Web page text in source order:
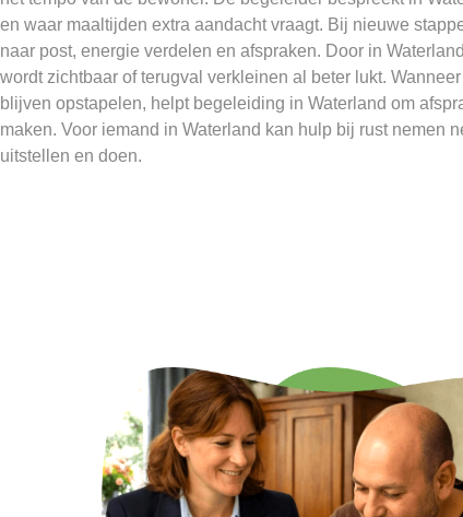
en waar maaltijden extra aandacht vraagt. Bij nieuwe
naar post, energie verdelen en afspraken. Door in
wordt zichtbaar of terugval verkleinen al beter lukt.
blijven opstapelen, helpt begeleiding in Waterland om
maken. Voor iemand in Waterland kan hulp bij rust nemen
uitstellen en doen.